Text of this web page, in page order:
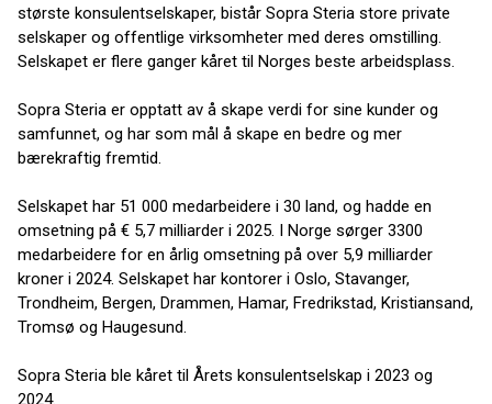
største konsulentselskaper, bistår Sopra Steria store private
selskaper og offentlige virksomheter med deres omstilling.
Selskapet er flere ganger kåret til Norges beste arbeidsplass.
Sopra Steria er opptatt av å skape verdi for sine kunder og
samfunnet, og har som mål å skape en bedre og mer
bærekraftig fremtid.
Selskapet har 51 000 medarbeidere i 30 land, og hadde en
omsetning på € 5,7 milliarder i 2025. I Norge sørger 3300
medarbeidere for en årlig omsetning på over 5,9 milliarder
kroner i 2024. Selskapet har kontorer i Oslo, Stavanger,
Trondheim, Bergen, Drammen, Hamar, Fredrikstad, Kristiansand,
Tromsø og Haugesund.
Sopra Steria ble kåret til Årets konsulentselskap i 2023 og
2024.